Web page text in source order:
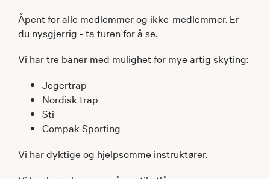
Åpent for alle medlemmer og ikke-medlemmer. Er
du nysgjerrig - ta turen for å se.
Vi har tre baner med mulighet for mye artig skyting:
Jegertrap
Nordisk trap
Sti
Compak Sporting
Vi har dyktige og hjelpsomme instruktører.